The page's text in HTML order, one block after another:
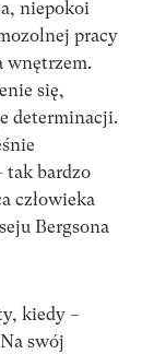
niepokoi
pracy
wnętrzem.
się,
determinacji.
tak bardzo
człowieka
Bergsona
kiedy –
swój